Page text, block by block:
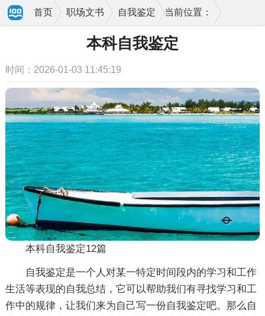
当前位置：
首页 职场文书 自我鉴定
本科自我鉴定
时间：2026-01-03 11:45:19
本科自我鉴定12篇
自我鉴定是一个人对某一特定时间段内的学习和工作
生活等表现的自我总结，它可以帮助我们有寻找学习和工
作中的规律，让我们来为自己写一份自我鉴定吧。那么自